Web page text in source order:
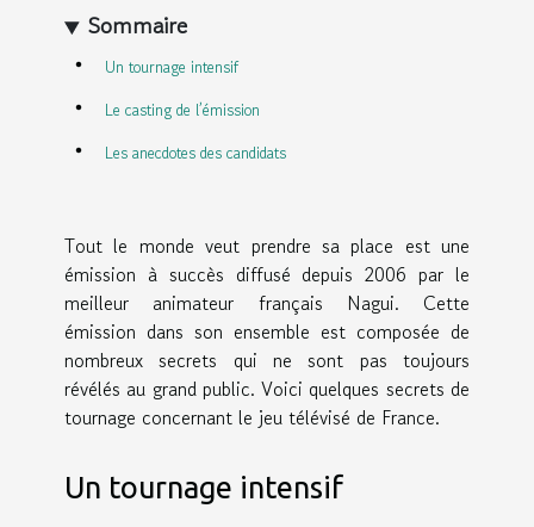
Sommaire
Un tournage intensif
Le casting de l’émission
Les anecdotes des candidats
Tout le monde veut prendre sa place est une
émission à succès diffusé depuis 2006 par le
meilleur animateur français Nagui. Cette
émission dans son ensemble est composée de
nombreux secrets qui ne sont pas toujours
révélés au grand public. Voici quelques secrets de
tournage concernant le jeu télévisé de France.
Un tournage intensif